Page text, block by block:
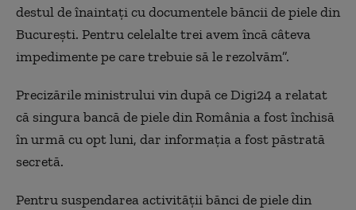
destul de înaintați cu documentele băncii de piele din
București. Pentru celelalte trei avem încă câteva
impedimente pe care trebuie să le rezolvăm”.
Precizările ministrului vin după ce Digi24 a relatat
că singura bancă de piele din România a fost închisă
în urmă cu opt luni, dar informația a fost păstrată
secretă.
Pentru suspendarea activităţii bănci de piele din